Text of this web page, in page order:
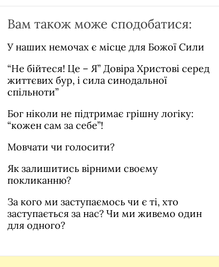
Вам також може сподобатися:
У наших немочах є місце для Божої Сили
“Не бійтеся! Це – Я” Довіра Христові серед
життєвих бур, і сила синодальної
спільноти”
Бог ніколи не підтримає грішну логіку:
“кожен сам за себе”!
Мовчати чи голосити?
Як залишитись вірними своєму
покликанню?
За кого ми заступаємось чи є ті, хто
заступається за нас? Чи ми живемо один
для одного?